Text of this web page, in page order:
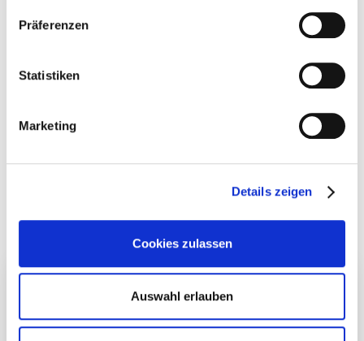
möglich, dass die übermittelten Daten durch lokale
Behörden verarbeitet werden.
Präferenzen
Statistiken
Marketing
Details zeigen
Cookies zulassen
Auswahl erlauben
kathrin.kleinjung@quirinprivatbank.de